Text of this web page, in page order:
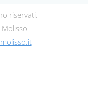
riservati.
-